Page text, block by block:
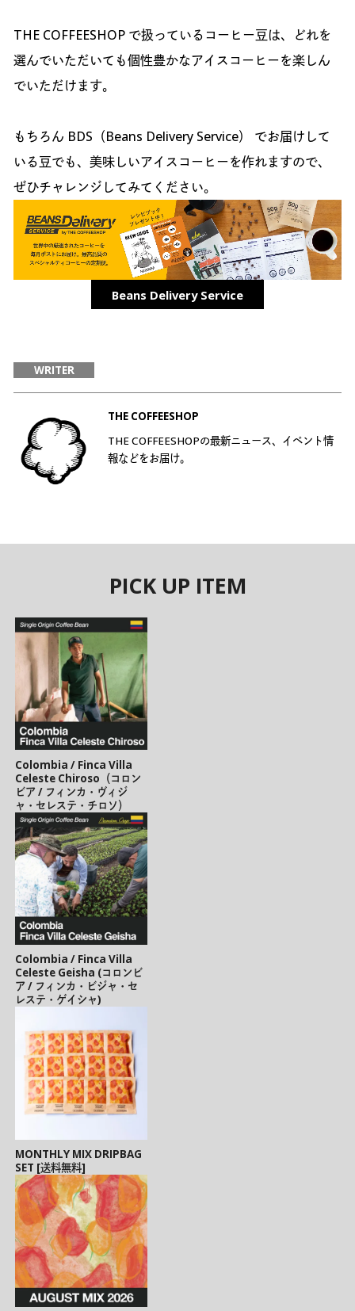
THE COFFEESHOP で扱っているコーヒー豆は、どれを
選んでいただいても個性豊かなアイスコーヒーを楽しん
でいただけます。
もちろん BDS（Beans Delivery Service） でお届けして
いる豆でも、美味しいアイスコーヒーを作れますので、
ぜひチャレンジしてみてください。
Beans Delivery Service
WRITER
THE COFFEESHOP
THE COFFEESHOPの最新ニュース、イベント情
報などをお届け。
PICK UP ITEM
Colombia / Finca Villa
Celeste Chiroso（コロン
ビア / フィンカ・ヴィジ
ャ・セレステ・チロソ）
Colombia / Finca Villa
Celeste Geisha (コロンビ
ア / フィンカ・ビジャ・セ
レステ・ゲイシャ)
MONTHLY MIX DRIPBAG
SET [送料無料]